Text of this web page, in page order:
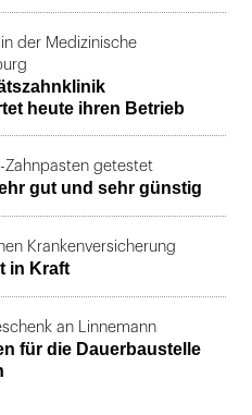
der Medizinische
heute ihren Betrieb
getestet
gut und sehr günstig
Krankenversicherung
in Kraft
an Linnemann
für die Dauerbaustelle